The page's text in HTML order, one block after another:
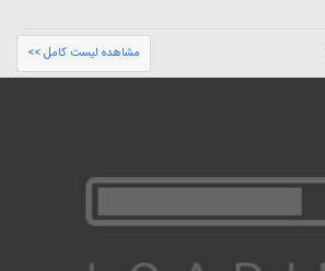
مشاهده لیست کامل >>